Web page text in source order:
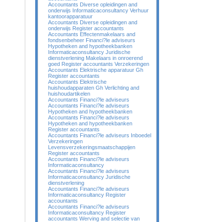
Accountants Diverse opleidingen and
onderwijs Informaticaconsultancy Verhuur
kantoorapparatuur
Accountants Diverse opleidingen and
onderwijs Register accountants
Accountants Effectenmakelaars and
fondsenbeheer Financi?le adviseurs
Hypotheken and hypotheekbanken
Informaticaconsultancy Juridische
dienstverlening Makelaars in onroerend
goed Register accountants Verzekeringen
Accountants Elektrische apparatuur Gh
Register accountants
Accountants Elektrische
huishoudapparaten Gh Verlichting and
huishoudartikelen
Accountants Financi?le adviseurs
Accountants Financi?le adviseurs
Hypotheken and hypotheekbanken
Accountants Financi?le adviseurs
Hypotheken and hypotheekbanken
Register accountants
Accountants Financi?le adviseurs Inboedel
Verzekeringen
Levensverzekeringsmaatschappijen
Register accountants
Accountants Financi?le adviseurs
Informaticaconsultancy
Accountants Financi?le adviseurs
Informaticaconsultancy Juridische
dienstverlening
Accountants Financi?le adviseurs
Informaticaconsultancy Register
accountants
Accountants Financi?le adviseurs
Informaticaconsultancy Register
accountants Werving and selectie van